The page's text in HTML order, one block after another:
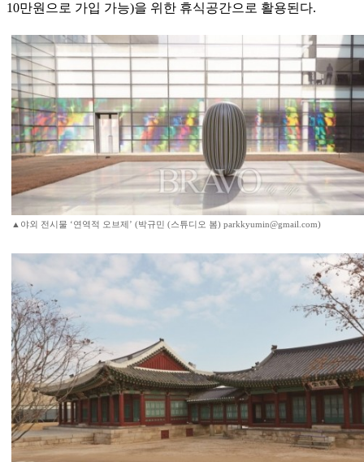
10만원으로 가입 가능)을 위한 휴식공간으로 활용된다.
▲야외 전시물 ‘연역적 오브제’ (박규민 (스튜디오 봄) parkkyumin@gmail.com)